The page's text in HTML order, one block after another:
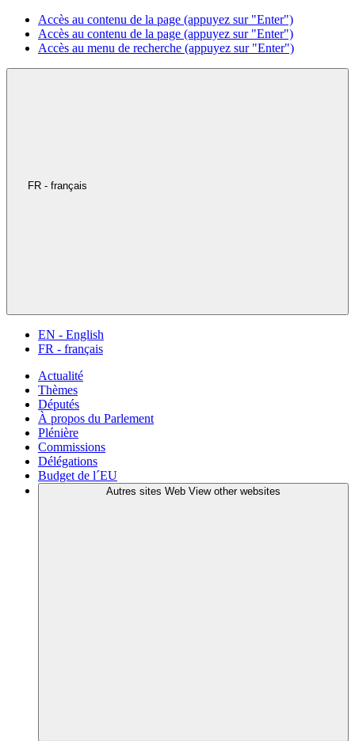
Accès au contenu de la page (appuyez sur "Enter")
Accès au contenu de la page (appuyez sur "Enter")
Accès au menu de recherche (appuyez sur "Enter")
FR - français
EN - English
FR - français
Actualité
Thèmes
Députés
À propos du Parlement
Plénière
Commissions
Délégations
Budget de l´EU
Autres sites Web View other websites